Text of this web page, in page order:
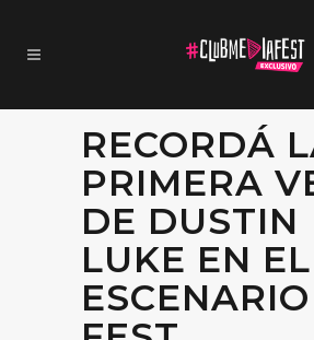
RECORDÁ
PRIMERA
DE DUSTIN
LUKE EN EL